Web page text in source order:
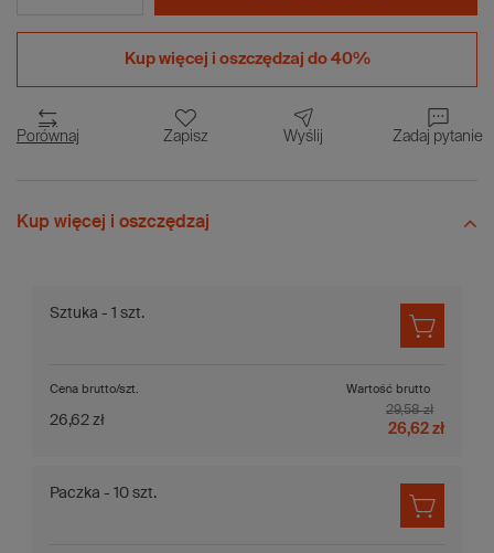
Kup więcej i oszczędzaj do 40%
Porównaj Zapisz Wyślij Zadaj pytanie
Kup więcej i oszczędzaj
Sztuka - 1 szt.
Cena brutto/szt.
26,62 zł
Wartość brutto
26,62 zł
29,58 zł
Paczka - 10 szt.